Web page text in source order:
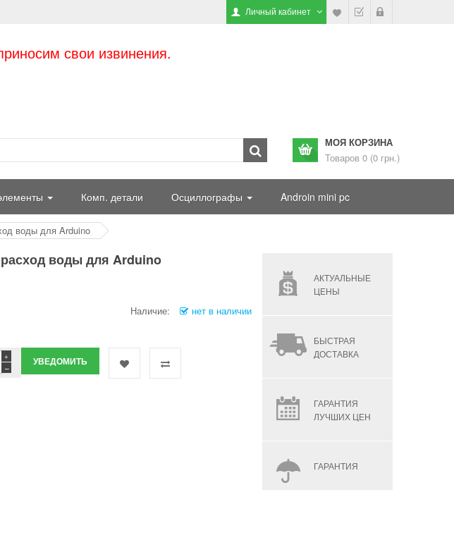
Личный кабинет
свои извинения.
МОЯ КОРЗИНА
Товаров 0 (0 грн.)
Комп. детали Осциллографы Androin mini pc
воды для Arduino
расход воды для Arduino
Наличие: нет в наличии
−
+ УВЕДОМИТЬ
АКТУАЛЬНЫЕ
ЦЕНЫ
БЫСТРАЯ
ДОСТАВКА
ГАРАНТИЯ
ЛУЧШИХ ЦЕН
ГАРАНТИЯ